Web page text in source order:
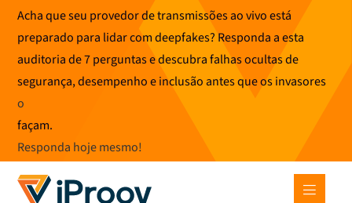
Pular
para
conteúdo
Acha que seu provedor de transmissões ao vivo está
preparado para lidar com deepfakes? Responda a esta
auditoria de 7 perguntas e descubra falhas ocultas de
segurança, desempenho e inclusão antes que os invasores
o
façam.
Responda hoje mesmo!